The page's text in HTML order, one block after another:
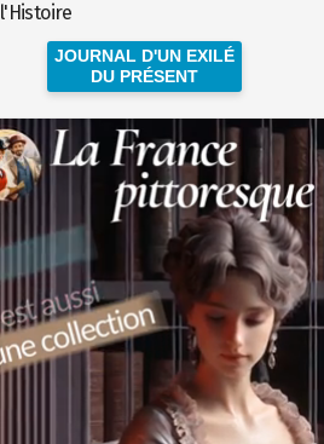
l'Histoire
JOURNAL D'UN EXILÉ
DU PRÉSENT